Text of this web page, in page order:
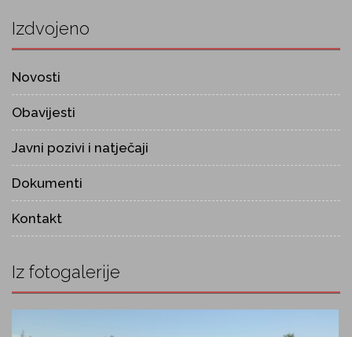
Izdvojeno
Novosti
Obavijesti
Javni pozivi i natječaji
Dokumenti
Kontakt
Iz fotogalerije